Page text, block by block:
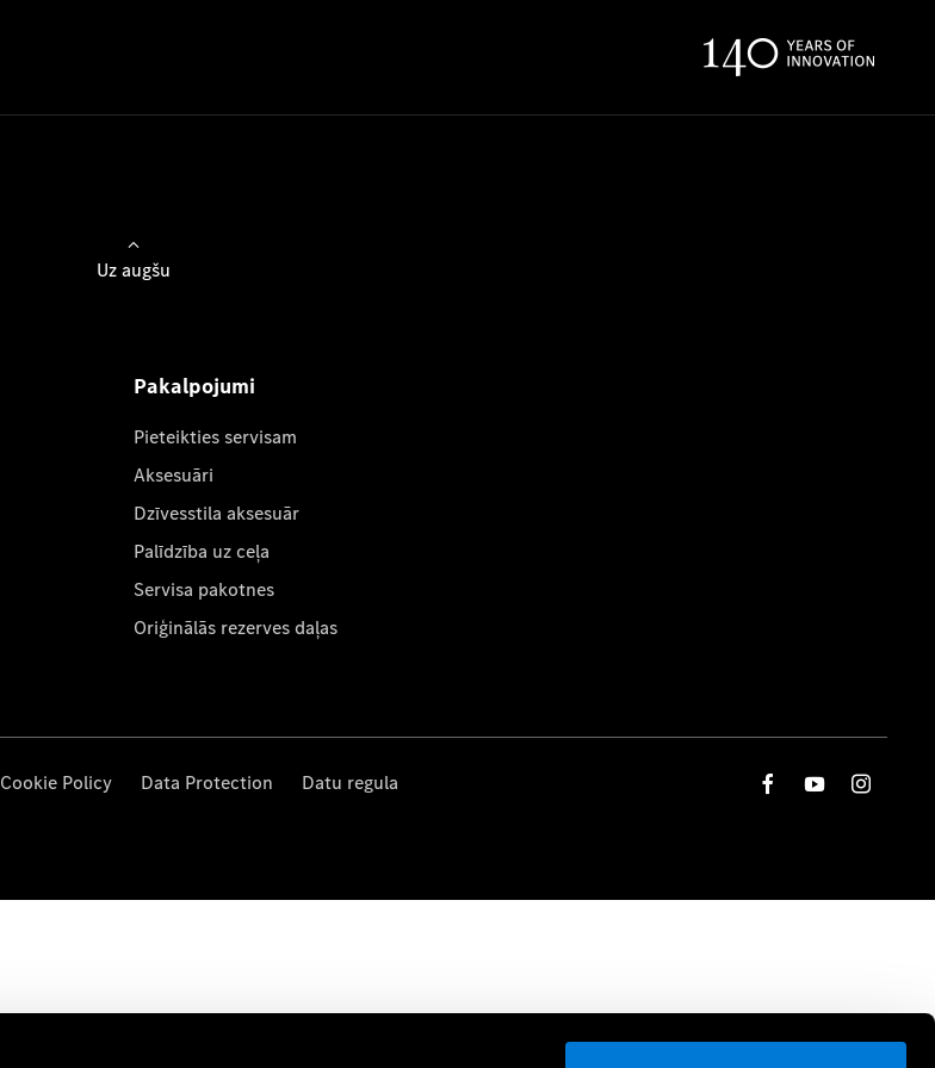
Uz augšu
Pakalpojumi
Pieteikties servisam
Aksesuāri
Dzīvesstila aksesuār
Palīdzība uz ceļa
Servisa pakotnes
Oriģinālās rezerves daļas
Cookie Policy Data Protection Datu regula